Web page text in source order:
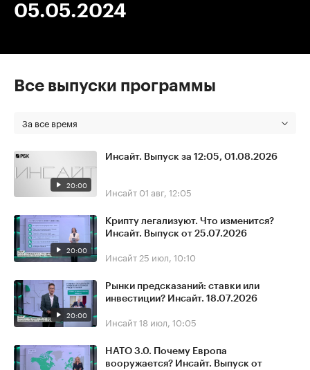
05.05.2024
Все выпуски программы
За все время
20:00
Инсайт. Выпуск за 12:05, 01.08.2026
Инсайт 01 авг, 12:05
20:00
Крипту легализуют. Что изменится?
Инсайт. Выпуск от 25.07.2026
Инсайт 25 июл, 10:10
20:00
Рынки предсказаний: ставки или
инвестиции? Инсайт. 18.07.2026
Инсайт18 июл, 10:05
НАТО 3.0. Почему Европа
вооружается? Инсайт. Выпуск от